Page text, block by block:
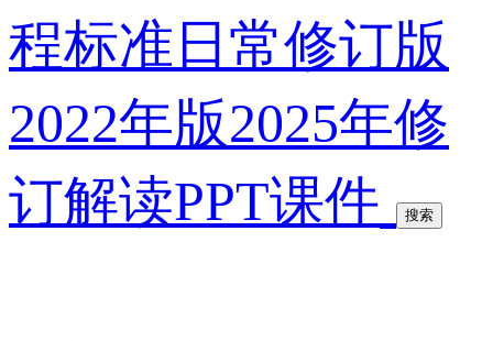
程标准日常修订版
2022年版2025年修
订解读PPT课件
搜索